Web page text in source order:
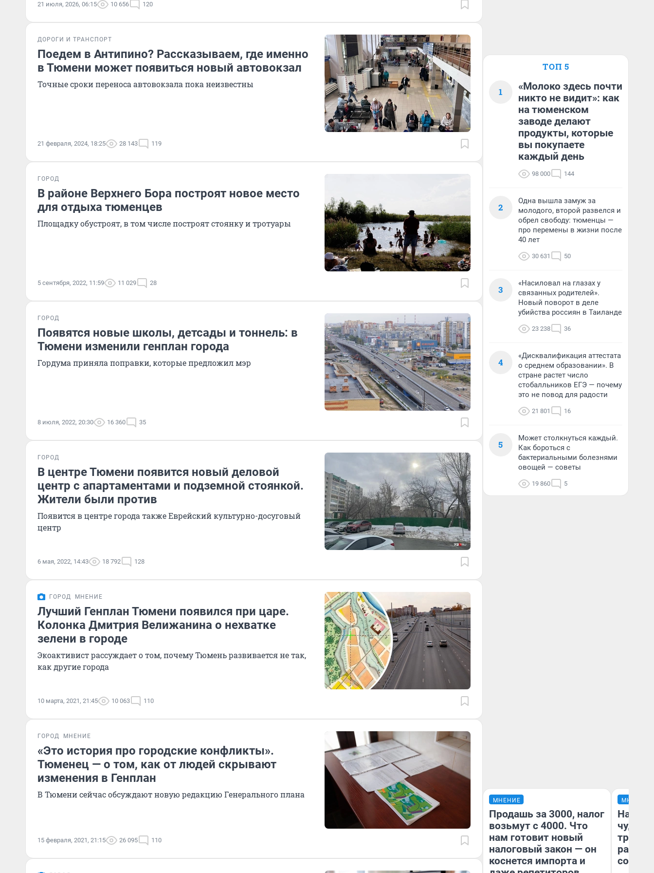
21 июля, 2026, 06:15 10 656 120
ДОРОГИ И ТРАНСПОРТ
Поедем в Антипино? Рассказываем, где именно
в Тюмени может появиться новый автовокзал
Точные сроки переноса автовокзала пока неизвестны
21 февраля, 2024, 18:25 28 143 119
ГОРОД
В районе Верхнего Бора построят новое место
для отдыха тюменцев
Площадку обустроят, в том числе построят стоянку и тротуары
5 сентября, 2022, 11:59 11 029 28
ГОРОД
Появятся новые школы, детсады и тоннель: в
Тюмени изменили генплан города
Гордума приняла поправки, которые предложил мэр
8 июля, 2022, 20:30 16 360 35
ГОРОД
В центре Тюмени появится новый деловой
центр с апартаментами и подземной стоянкой.
Жители были против
Появится в центре города также Еврейский культурно-досуговый
центр
6 мая, 2022, 14:43 18 792 128
ГОРОД МНЕНИЕ
Лучший Генплан Тюмени появился при царе.
Колонка Дмитрия Велижанина о нехватке
зелени в городе
Экоактивист рассуждает о том, почему Тюмень развивается не так,
как другие города
10 марта, 2021, 21:45 10 063 110
ГОРОД МНЕНИЕ
«Это история про городские конфликты».
Тюменец — о том, как от людей скрывают
изменения в Генплан
В Тюмени сейчас обсуждают новую редакцию Генерального плана
15 февраля, 2021, 21:15 26 095 110
ТОП 5
1
«Молоко здесь почти
никто не видит»: как
на тюменском
заводе делают
продукты, которые
вы покупаете
каждый день
98 000 144
2
Одна вышла замуж за
молодого, второй развелся и
обрел свободу: тюменцы —
про перемены в жизни после
40 лет
30 631 50
3
«Насиловал на глазах у
связанных родителей».
Новый поворот в деле
убийства россиян в Таиланде
23 238 36
4
«Дисквалификация аттестата
о среднем образовании». В
стране растет число
стобалльников ЕГЭ — почему
это не повод для радости
21 801 16
5
Может столкнуться каждый.
Как бороться с
бактериальными болезнями
овощей — советы
19 860 5
МНЕНИЕ
Продашь за 3000, налог
возьмут с 4000. Что
нам готовит новый
налоговый закон — он
коснется импорта и
МНЕНИЕ
чудом